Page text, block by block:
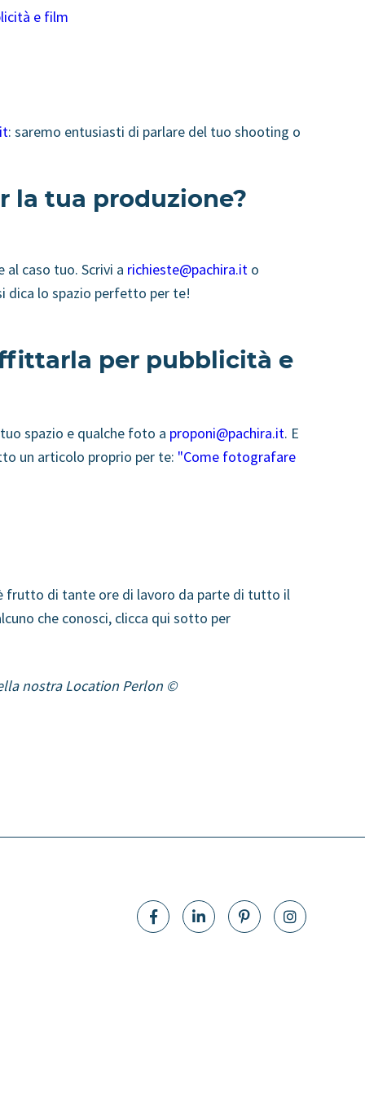
e film
: saremo entusiasti di parlare del tuo shooting o
la tua produzione?
caso tuo. Scrivi a richieste@pachira.it o
dica lo spazio perfetto per te!
per pubblicità e
spazio e qualche foto a proponi@pachira.it. E
un articolo proprio per te: "Come fotografare
frutto di tante ore di lavoro da parte di tutto il
che conosci, clicca qui sotto per
nostra Location Perlon ©